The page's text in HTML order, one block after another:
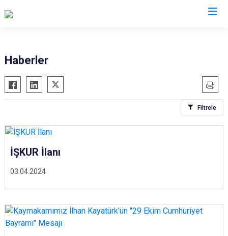
Çayırlı
İliç
Kemaliye
Refahiye
Tercan
Üzümlü
Haberler
Filtrele
03.04.2024
İŞKUR İlanı